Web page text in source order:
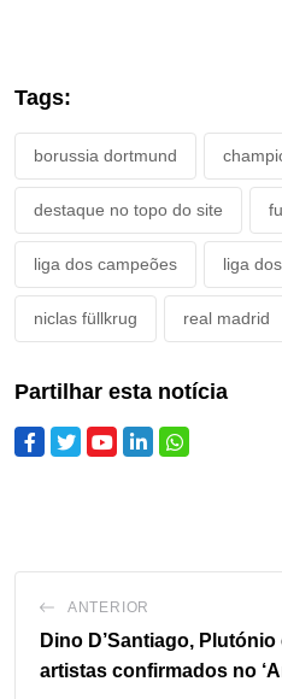
Tags:
borussia dortmund
destaque no topo do site
liga dos campeões liga
niclas füllkrug real madrid
Partilhar esta notícia
ANTERIOR
Dino D’Santiago,
artistas confirmados no